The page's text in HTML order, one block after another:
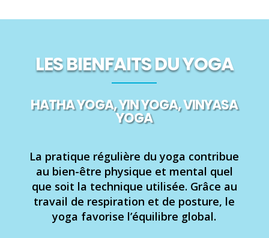
LES BIENFAITS DU YOGA
HATHA YOGA, YIN YOGA, VINYASA
YOGA
La pratique régulière du yoga contribue
au bien-être physique et mental quel
que soit la technique utilisée. Grâce au
travail de respiration et de posture, le
yoga favorise l’équilibre global.